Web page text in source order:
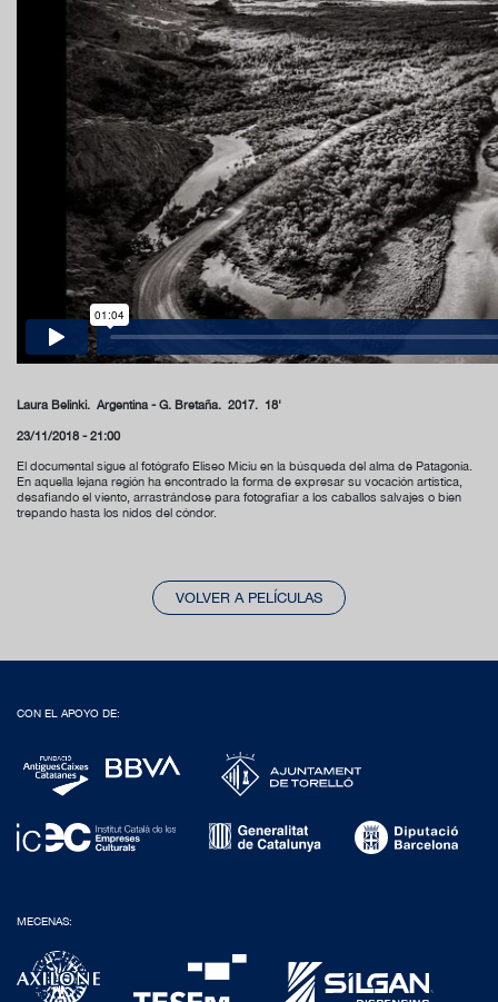
Laura Belinki. Argentina - G. Bretaña. 2017. 18'
23/11/2018 - 21:00
El documental sigue al fotógrafo Eliseo Miciu en la búsqueda del alma de Patagonia.
En aquella lejana región ha encontrado la forma de expresar su vocación artística,
desafiando el viento, arrastrándose para fotografiar a los caballos salvajes o bien
trepando hasta los nidos del cóndor.
VOLVER A PELÍCULAS
CON EL APOYO DE:
MECENAS: